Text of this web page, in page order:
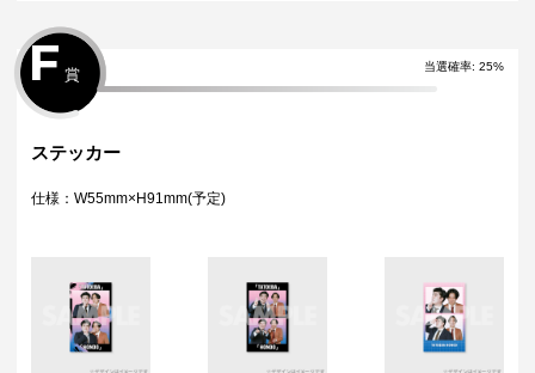
当選確率: 25%
F 賞
ステッカー
仕様：W55mm×H91mm(予定)